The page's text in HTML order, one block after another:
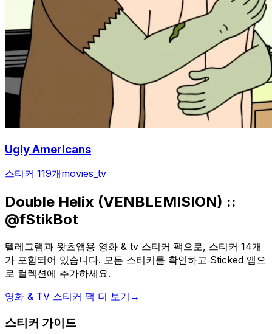
Ugly Americans
스티커 119개movies_tv
Double Helix (VENBLEMISION) ::
@fStikBot
텔레그램과 왓츠앱용 영화 & tv 스티커 팩으로, 스티커 14개
가 포함되어 있습니다. 모든 스티커를 확인하고 Sticked 앱으
로 컬렉션에 추가하세요.
영화 & TV 스티커 팩 더 보기 →
스티커 가이드